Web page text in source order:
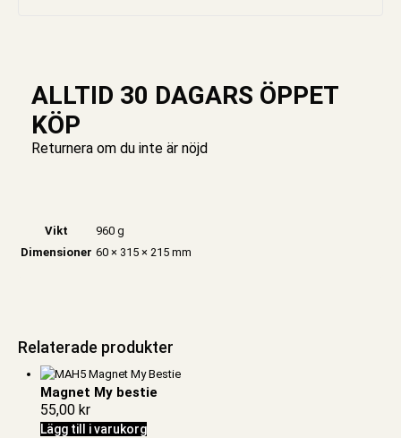
ALLTID 30 DAGARS ÖPPET
KÖP
Returnera om du inte är nöjd
Vikt
960 g
Dimensioner 60 × 315 × 215 mm
Relaterade produkter
Magnet My bestie
55,00 kr
Lägg till i varukorg